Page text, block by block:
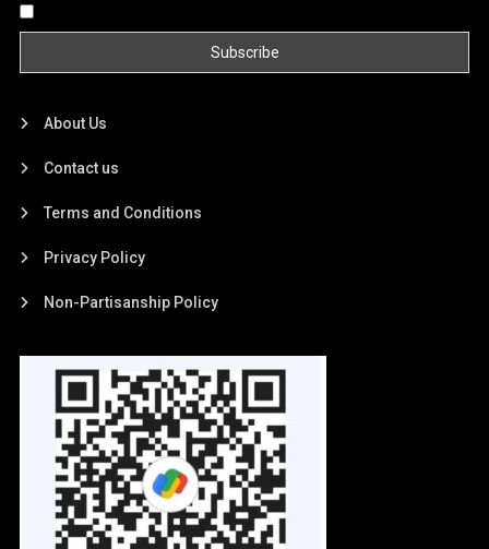
About Us
Contact us
Terms and Conditions
Privacy Policy
Non-Partisanship Policy